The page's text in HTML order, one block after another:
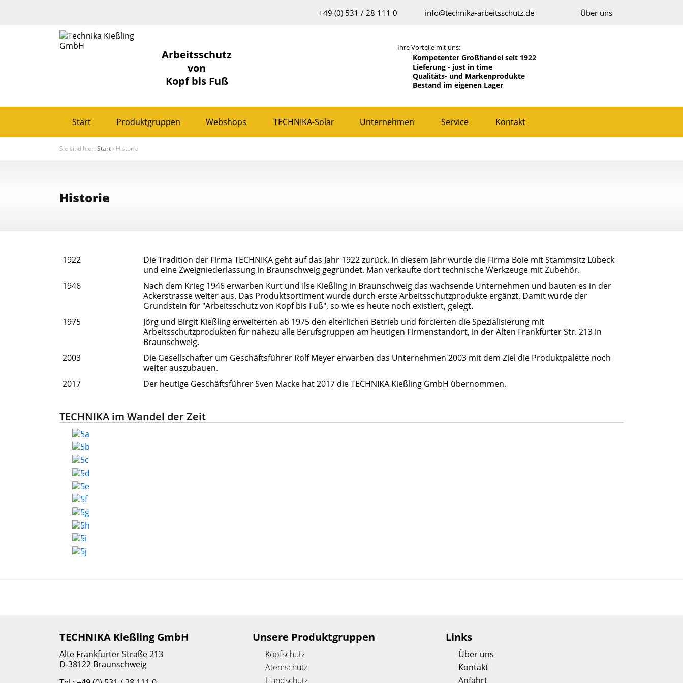
+49 (0) 531 / 28 111 0 info@technika-arbeitsschutz.de Über uns
Arbeitsschutz
von
Kopf bis Fuß
Ihre Vorteile mit uns:
Kompetenter Großhandel seit 1922
Lieferung - just in time
Qualitäts- und Markenprodukte
Bestand im eigenen Lager
Start Produktgruppen Webshops TECHNIKA-Solar Unternehmen Service Kontakt
Sie sind hier: Start › Historie
Historie
1922
Die Tradition der Firma TECHNIKA geht auf das Jahr 1922 zurück. In diesem Jahr wurde die Firma Boie mit Stammsitz Lübeck
und eine Zweigniederlassung in Braunschweig gegründet. Man verkaufte dort technische Werkzeuge mit Zubehör.
1946
Nach dem Krieg 1946 erwarben Kurt und Ilse Kießling in Braunschweig das wachsende Unternehmen und bauten es in der
Ackerstrasse weiter aus. Das Produktsortiment wurde durch erste Arbeitsschutzprodukte ergänzt. Damit wurde der
Grundstein für "Arbeitsschutz von Kopf bis Fuß", so wie es heute noch existiert, gelegt.
1975
Jörg und Birgit Kießling erweiterten ab 1975 den elterlichen Betrieb und forcierten die Spezialisierung mit
Arbeitsschutzprodukten für nahezu alle Berufsgruppen am heutigen Firmenstandort, in der Alten Frankfurter Str. 213 in
Braunschweig.
2003
Die Gesellschafter um Geschäftsführer Rolf Meyer erwarben das Unternehmen 2003 mit dem Ziel die Produktpalette noch
weiter auszubauen.
2017
Der heutige Geschäftsführer Sven Macke hat 2017 die TECHNIKA Kießling GmbH übernommen.
TECHNIKA im Wandel der Zeit
TECHNIKA Kießling GmbH
Alte Frankfurter Straße 213
D-38122 Braunschweig
Unsere Produktgruppen
Kopfschutz
Atemschutz
Handschutz
Links
Über uns
Kontakt
Anfahrt